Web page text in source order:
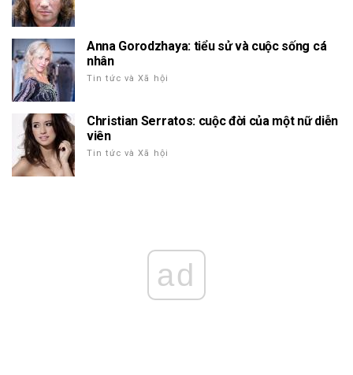
Anna Gorodzhaya: tiểu sử và cuộc sống cá
nhân
Tin tức và Xã hội
Christian Serratos: cuộc đời của một nữ diễn
viên
Tin tức và Xã hội
ad